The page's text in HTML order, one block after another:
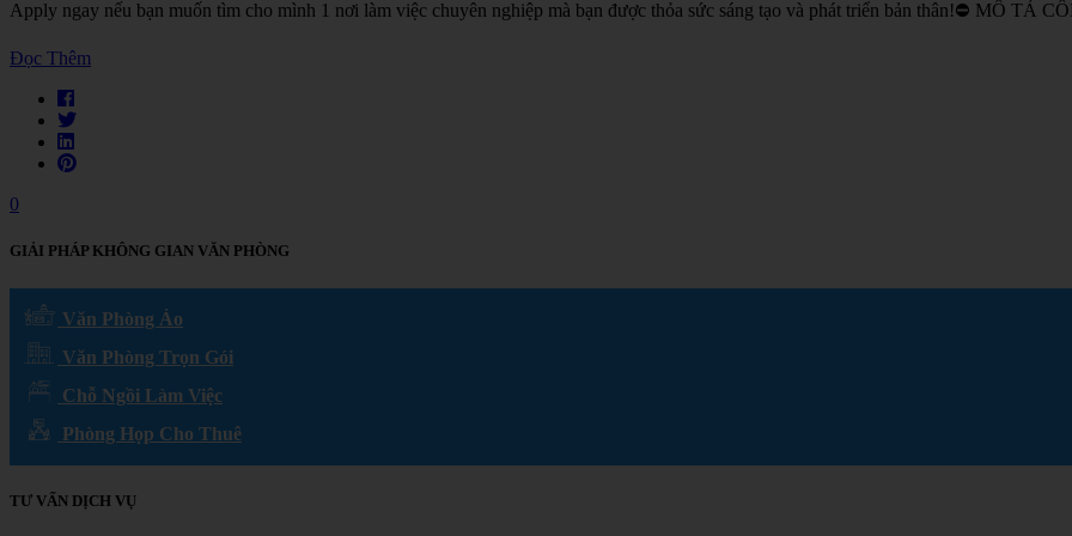
Apply ngay nếu bạn muốn tìm cho mình 1 nơi làm việc chuyên nghiệp mà bạn được thỏa sức sáng tạo và phát triển bản thân!⛔️ MÔ TẢ
Đọc Thêm
0
GIẢI PHÁP KHÔNG GIAN VĂN PHÒNG
Văn Phòng Ảo
Văn Phòng Trọn Gói
Chỗ Ngồi Làm Việc
Phòng Họp Cho Thuê
TƯ VẤN DỊCH VỤ